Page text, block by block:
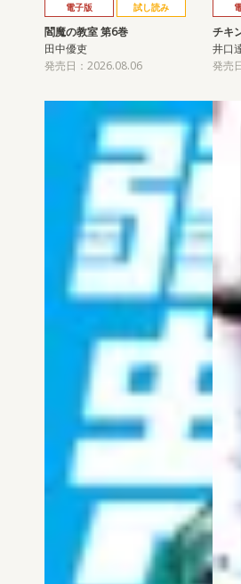
電子版 試し読み
閻魔の教室 第6巻
田中優吏
発売日：2026.08.06
チキ
井口
発売